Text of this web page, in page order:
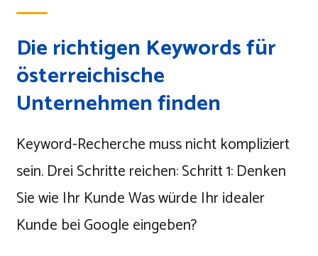
Die richtigen Keywords für
österreichische
Unternehmen finden
Keyword-Recherche muss nicht kompliziert
sein. Drei Schritte reichen: Schritt 1: Denken
Sie wie Ihr Kunde Was würde Ihr idealer
Kunde bei Google eingeben?